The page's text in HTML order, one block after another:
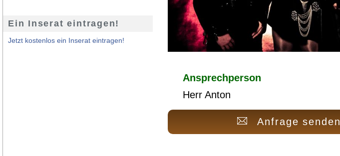
Ansprechperson
Herr Anton
Anfrage senden
Ein Inserat eintragen!
Jetzt kostenlos ein Inserat eintragen!